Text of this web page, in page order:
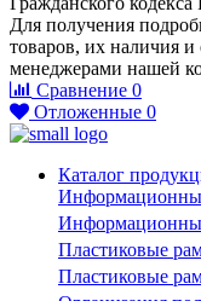
Для получения
товаров, их наличия и
менеджерами нашей
Сравнение 0
Отложенные 0
Каталог
Пластиковые
Пластиковые